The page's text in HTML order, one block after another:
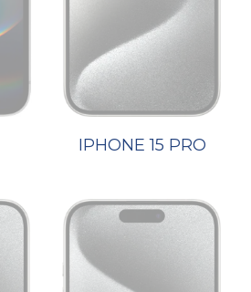
IPHONE 15 PRO